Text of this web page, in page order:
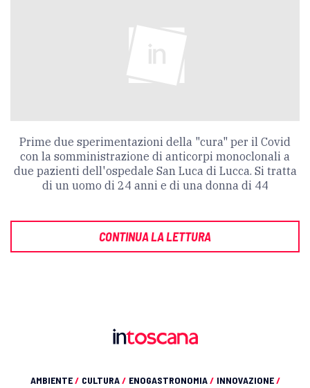
Prime due sperimentazioni della "cura" per il Covid
con la somministrazione di anticorpi monoclonali a
due pazienti dell'ospedale San Luca di Lucca. Si tratta
di un uomo di 24 anni e di una donna di 44
CONTINUA LA LETTURA
AMBIENTE/ CULTURA/ ENOGASTRONOMIA/ INNOVAZIONE/